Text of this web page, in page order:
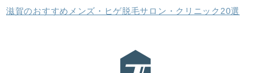
滋賀のおすすめメンズ・ヒゲ脱毛サロン・クリニック20選